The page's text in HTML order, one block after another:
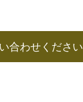
合わせください